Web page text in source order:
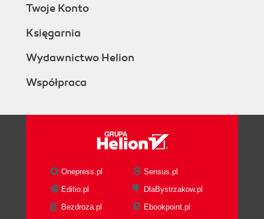
Twoje Konto
Księgarnia
Wydawnictwo Helion
Współpraca
Onepress.pl
Sensus.pl
Editio.pl
DlaBystrzakow.pl
Bezdroza.pl
Ebookpoint.pl